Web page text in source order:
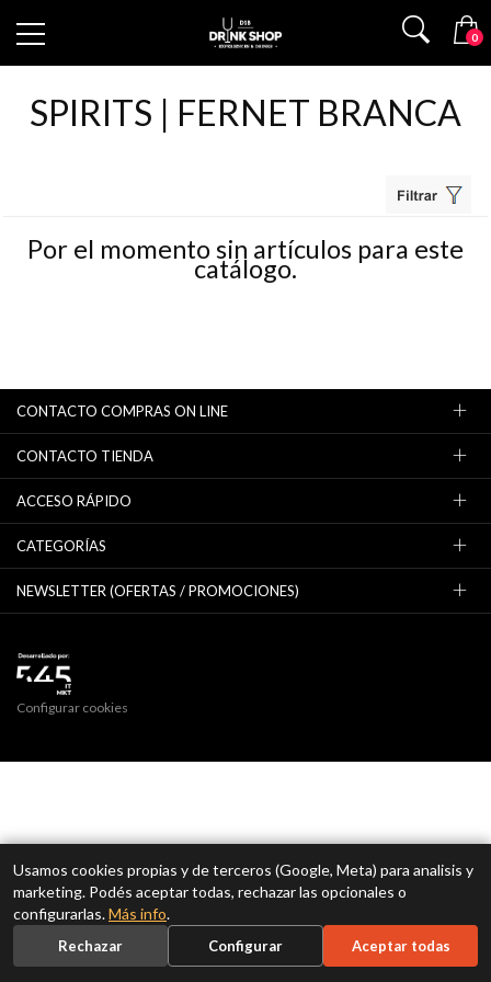
0
SPIRITS | FERNET BRANCA
Por el momento sin artículos para este
catálogo.
CONTACTO COMPRAS ON LINE
CONTACTO TIENDA
ACCESO RÁPIDO
CATEGORÍAS
NEWSLETTER (OFERTAS / PROMOCIONES)
Configurar cookies
Usamos cookies propias y de terceros (Google, Meta) para analisis y
marketing. Podés aceptar todas, rechazar las opcionales o
configurarlas.Más info.
Rechazar Configurar Aceptar todas